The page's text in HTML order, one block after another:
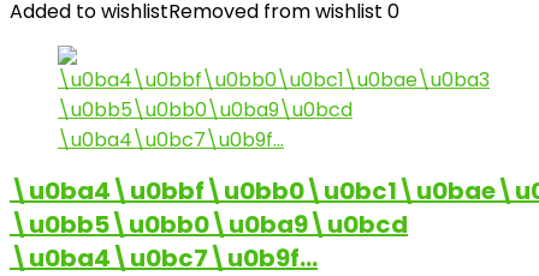
Added to wishlistRemoved from wishlist 0
\u0bb5\u0bb0\u0ba9\u0bcd
\u0ba4\u0bc7\u0b9f…